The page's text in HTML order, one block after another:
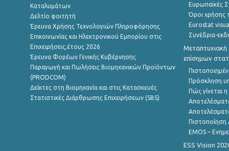
Καταλυμάτων
Δελτίο φοιτητή
Έρευνα Χρήσης Τεχνολογιών Πληροφόρησης
Επικοινωνίας και Ηλεκτρονικού Εμπορίου στις
Επιχειρήσεις,έτους 2026
Έρευνα Φορέων Γενικής Κυβέρνησης
Παραγωγή και Πωλήσεις Βιομηχανικών Προϊόντων
(PRODCOM)
Δείκτες στη Βιομηχανία και στις Κατασκευές
Στατιστικές Διάρθρωσης Επιχειρήσεων (SBS)
Ευρωπαϊκές
Όροι χρήσης
Eurostat
Συνέδρια-
Μεταπτυχιακή
επίσημων
Πρόσκληση
Πώς γίνεται
EMOS –
ESS Vision